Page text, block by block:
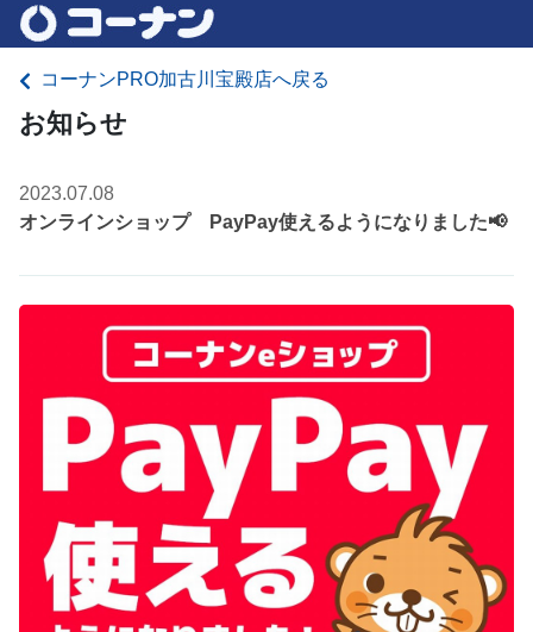
コーナンPRO加古川宝殿店へ戻る
お知らせ
2023.07.08
オンラインショップ PayPay使えるようになりました📢